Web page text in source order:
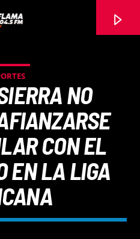
NO
CON EL
EN LA LIGA